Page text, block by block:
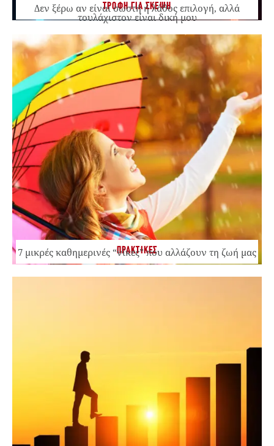
ΤΡΟΦΗ ΓΙΑ ΣΚΕΨΗ
Δεν ξέρω αν είναι σωστή ή λάθος επιλογή, αλλά
τουλάχιστον είναι δική μου
ΠΡΑΚΤΙΚΕΣ
7 μικρές καθημερινές “νίκες” που αλλάζουν τη ζωή μας